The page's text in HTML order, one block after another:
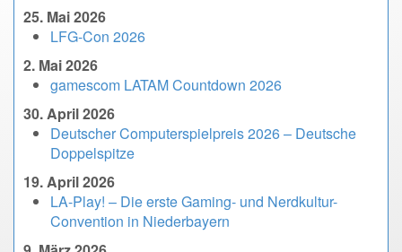
25. Mai 2026
LFG-Con 2026
2. Mai 2026
gamescom LATAM Countdown 2026
30. April 2026
Deutscher Computerspielpreis 2026 – Deutsche
Doppelspitze
19. April 2026
LA-Play! – Die erste Gaming- und Nerdkultur-
Convention in Niederbayern